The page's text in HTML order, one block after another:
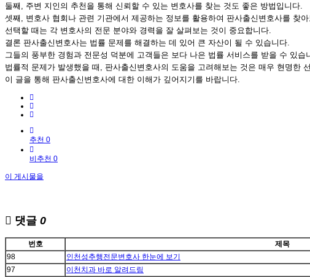
둘째, 주변 지인의 추천을 통해 신뢰할 수 있는 변호사를 찾는 것도 좋은 방법입니다.
셋째, 변호사 협회나 관련 기관에서 제공하는 정보를 활용하여 판사출신변호사를 찾
선택할 때는 각 변호사의 전문 분야와 경력을 잘 살펴보는 것이 중요합니다.
결론 판사출신변호사는 법률 문제를 해결하는 데 있어 큰 자산이 될 수 있습니다.
그들의 풍부한 경험과 전문성 덕분에 고객들은 보다 나은 법률 서비스를 받을 수 있습
법률적 문제가 발생했을 때, 판사출신변호사의 도움을 고려해보는 것은 매우 현명한
이 글을 통해 판사출신변호사에 대한 이해가 깊어지기를 바랍니다.
추천 0
비추천 0
이 게시물을
댓글 0
번호 제목
98
인천성추행전문변호사 한눈에 보기
97
이천치과 바로 알려드림